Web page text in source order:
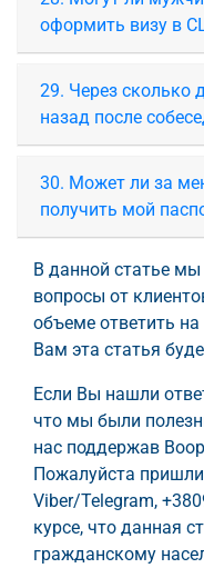
оформить визу в
29. Через сколько
назад после
30. Может ли за
получить мой
В данной статье
вопросы от
объеме ответить
Вам эта статья
Если Вы нашли
что мы были
нас поддержав
Пожалуйста
Viber/Telegram,
курсе, что данная
гражданскому